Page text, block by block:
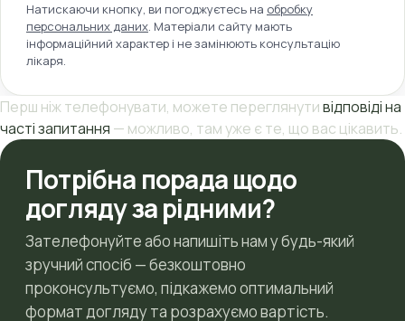
Натискаючи кнопку, ви погоджуєтесь на обробку
персональних даних. Матеріали сайту мають
інформаційний характер і не замінюють консультацію
лікаря.
Перш ніж телефонувати, можете переглянутивідповіді на
часті запитання — можливо, там уже є те, що вас цікавить.
Потрібна порада щодо
догляду за рідними?
Зателефонуйте або напишіть нам у будь-який
зручний спосіб — безкоштовно
проконсультуємо, підкажемо оптимальний
формат догляду та розрахуємо вартість.